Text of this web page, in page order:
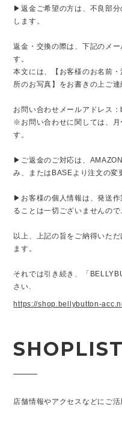
▶︎返金ご希望の方は、不良部
します。
返金・交換の際は、下記のメ
す。
本文には、【お客様のお名前
所のお写真】をお書きの上ご連
お問い合わせメールアドレス：
※お問い合わせに関しては、月
す。
▶︎ご返金のご対応は、
み、またはBASEより注文の変
▶︎お客様の個人情報は、発送
ることは一切ございませんので
以上、上記の旨をご納得いた
ます。
それでは引き続き、「
さい.
https://shop.bellybutton-
SHOPLIST
店舗情報やアクセスなどにご